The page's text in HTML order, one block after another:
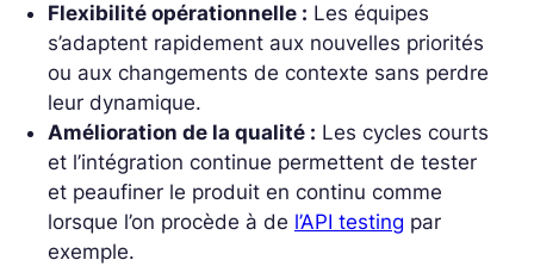
Flexibilité opérationnelle : Les équipes
s’adaptent rapidement aux nouvelles priorités
ou aux changements de contexte sans perdre
leur dynamique.
Amélioration de la qualité : Les cycles courts
et l’intégration continue permettent de tester
et peaufiner le produit en continu comme
lorsque l’on procède à de l’API testing par
exemple.